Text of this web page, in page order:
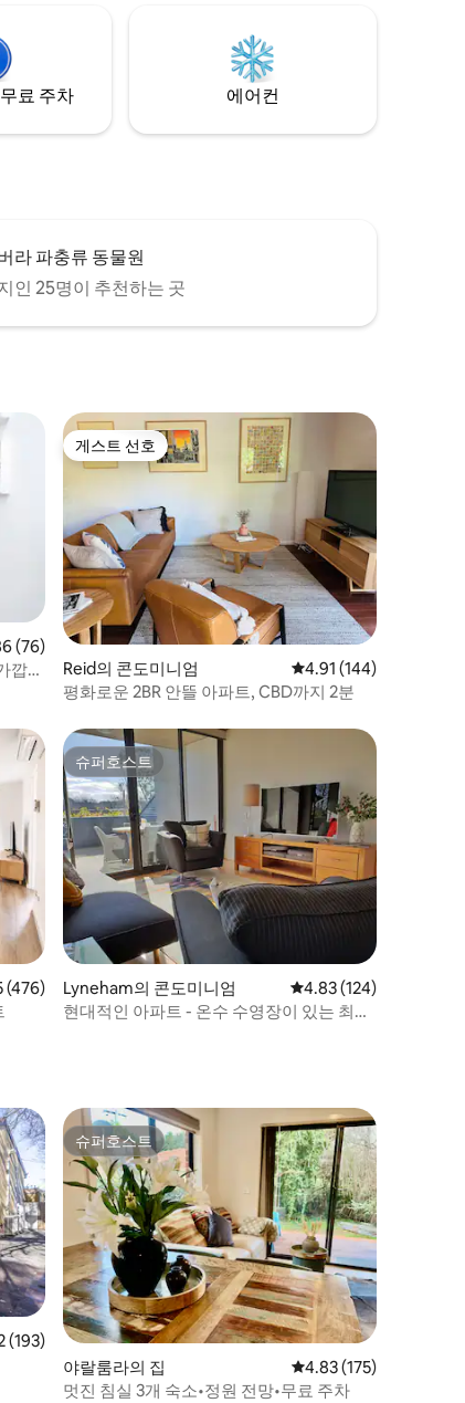
있
부
산책하며 탐험해 보세요. 추운 계절에는 모
든 침대에 전기 담요가 준비되어 있습니다.
그리고 돌아다니는 여우🦊를 조심하세요.
료 주차 에어컨
라 파충류 동물원
인 25명이 추천하는 곳
점(5점 만점), 후기 76개
(76)
깝
게스트 선호
게스트 선호
Reid의 콘도미니엄 평점 4.91점(5점 만점),
4.91 (144)
평화로운 2BR 안뜰 아파트, CBD까지 2분
점(5점 만점), 후기 476개
(476)
슈퍼호스트
슈퍼호스트
Lyneham의 콘도미니엄 평점 4.83점(5점 만점),
4.83 (124)
현대적인 아파트 - 온수 수영장이 있는 최고
점(5점 만점), 후기 193개
(193)
슈퍼호스트
슈퍼호스트
야랄룸라의 집 평점 4.83점(5점 만점),
4.83 (175)
멋진 침실 3개 숙소•정원 전망•무료 주차